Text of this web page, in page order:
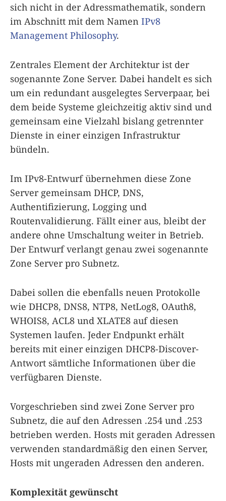
sich nicht in der Adressmathematik, sondern
im Abschnitt mit dem Namen IPv8
Management Philosophy.
Zentrales Element der Architektur ist der
sogenannte Zone Server. Dabei handelt es sich
um ein redundant ausgelegtes Serverpaar, bei
dem beide Systeme gleichzeitig aktiv sind und
gemeinsam eine Vielzahl bislang getrennter
Dienste in einer einzigen Infrastruktur
bündeln.
Im IPv8-Entwurf übernehmen diese Zone
Server gemeinsam DHCP, DNS,
Authentifizierung, Logging und
Routenvalidierung. Fällt einer aus, bleibt der
andere ohne Umschaltung weiter in Betrieb.
Der Entwurf verlangt genau zwei sogenannte
Zone Server pro Subnetz.
Dabei sollen die ebenfalls neuen Protokolle
wie DHCP8, DNS8, NTP8, NetLog8, OAuth8,
WHOIS8, ACL8 und XLATE8 auf diesen
Systemen laufen. Jeder Endpunkt erhält
bereits mit einer einzigen DHCP8-Discover-
Antwort sämtliche Informationen über die
verfügbaren Dienste.
Vorgeschrieben sind zwei Zone Server pro
Subnetz, die auf den Adressen .254 und .253
betrieben werden. Hosts mit geraden Adressen
verwenden standardmäßig den einen Server,
Hosts mit ungeraden Adressen den anderen.
Komplexität gewünscht